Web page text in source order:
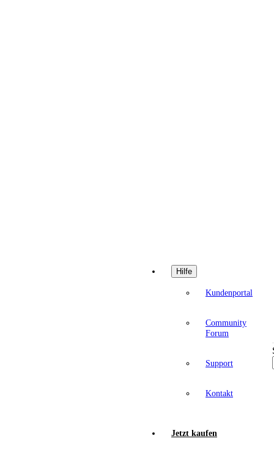
Hilfe
Kundenportal
Community
Forum
Support
Kontakt
Jetzt kaufen